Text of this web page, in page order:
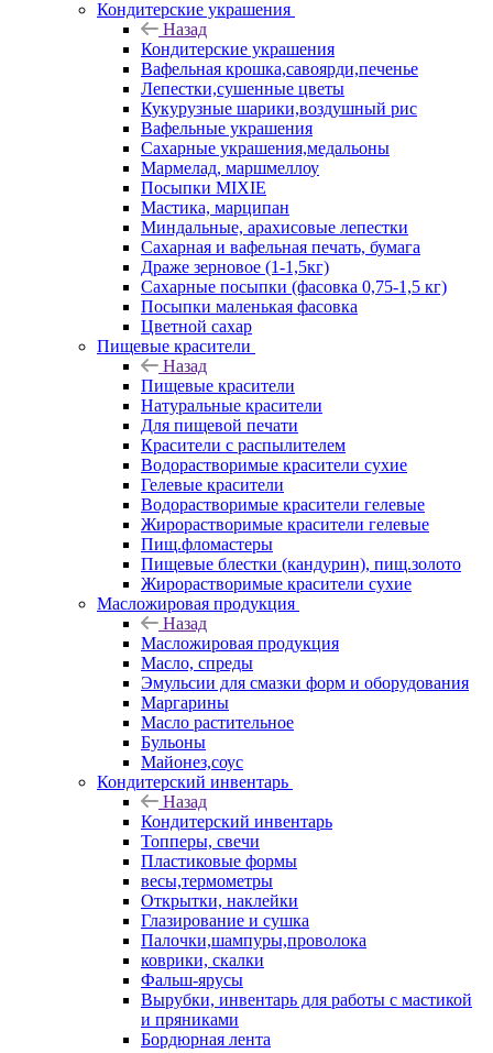
Кондитерские украшения
Назад
Кондитерские украшения
Вафельная крошка,савоярди,печенье
Лепестки,сушенные цветы
Кукурузные шарики,воздушный рис
Вафельные украшения
Сахарные украшения,медальоны
Мармелад, маршмеллоу
Посыпки MIXIE
Мастика, марципан
Миндальные, арахисовые лепестки
Сахарная и вафельная печать, бумага
Драже зерновое (1-1,5кг)
Сахарные посыпки (фасовка 0,75-1,5 кг)
Посыпки маленькая фасовка
Цветной сахар
Пищевые красители
Назад
Пищевые красители
Натуральные красители
Для пищевой печати
Красители с распылителем
Водорастворимые красители сухие
Гелевые красители
Водорастворимые красители гелевые
Жирорастворимые красители гелевые
Пищ.фломастеры
Пищевые блестки (кандурин), пищ.золото
Жирорастворимые красители сухие
Масложировая продукция
Назад
Масложировая продукция
Масло, спреды
Эмульсии для смазки форм и оборудования
Маргарины
Масло растительное
Бульоны
Майонез,соус
Кондитерский инвентарь
Назад
Кондитерский инвентарь
Топперы, свечи
Пластиковые формы
весы,термометры
Открытки, наклейки
Глазирование и сушка
Палочки,шампуры,проволока
коврики, скалки
Фальш-ярусы
Вырубки, инвентарь для работы с мастикой
и пряниками
Бордюрная лента